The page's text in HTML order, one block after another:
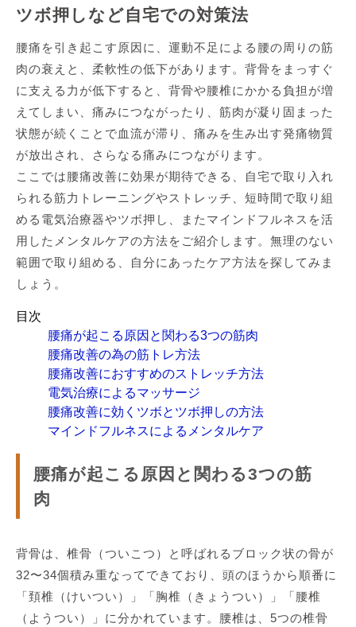
ツボ押しなど自宅での対策法
腰痛を引き起こす原因に、運動不足による腰の周りの筋
肉の衰えと、柔軟性の低下があります。背骨をまっすぐ
に支える力が低下すると、背骨や腰椎にかかる負担が増
えてしまい、痛みにつながったり、筋肉が凝り固まった
状態が続くことで血流が滞り、痛みを生み出す発痛物質
が放出され、さらなる痛みにつながります。
ここでは腰痛改善に効果が期待できる、自宅で取り入れ
られる筋力トレーニングやストレッチ、短時間で取り組
める電気治療器やツボ押し、またマインドフルネスを活
用したメンタルケアの方法をご紹介します。無理のない
範囲で取り組める、自分にあったケア方法を探してみま
しょう。
目次
腰痛が起こる原因と関わる3つの筋肉
腰痛改善の為の筋トレ方法
腰痛改善におすすめのストレッチ方法
電気治療によるマッサージ
腰痛改善に効くツボとツボ押しの方法
マインドフルネスによるメンタルケア
腰痛が起こる原因と関わる3つの筋
肉
背骨は、椎骨（ついこつ）と呼ばれるブロック状の骨が
32〜34個積み重なってできており、頭のほうから順番に
「頚椎（けいつい）」「胸椎（きょうつい）」「腰椎
（ようつい）」に分かれています。腰椎は、5つの椎骨